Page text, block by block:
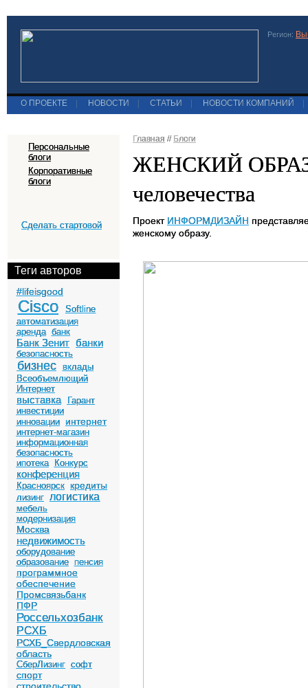
Регион:
О ПРОЕКТЕ НОВОСТИ СТАТЬИ НОВОСТИ КОМПАНИЙ
Персональные
блоги
Корпоративные
блоги
Сделать стартовой
Теги авторов
#lifeisgood
Cisco
Softline
автоматизация
аренда банк
Банк Зенит банки
безопасность
бизнес
вклады
Всеобъемлющий
Интернет
выставка
Гарант
инвестиции
инновации
интернет
интернет-магазин
информационная
безопасность
ипотека
Конкурс
конференция
Красноярск кредиты
лизинг логистика
мебель
модернизация
Москва
недвижимость
оборудование
образование пенсия
программное
обеспечение
Промсвязьбанк
ПФР
Россельхозбанк
РСХБ
РСХБ_Свердловская
область
СберЛизинг софт
спорт
Главная // Блоги
ЖЕНСКИЙ ОБРАЗ
человечества
Проект ИНФОРМДИЗАЙН
женскому образу.